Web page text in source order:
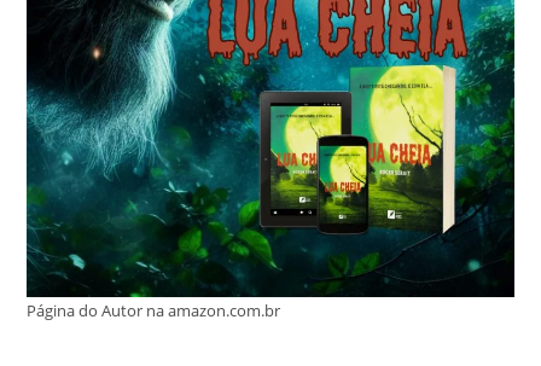
Página do Autor na amazon.com.br